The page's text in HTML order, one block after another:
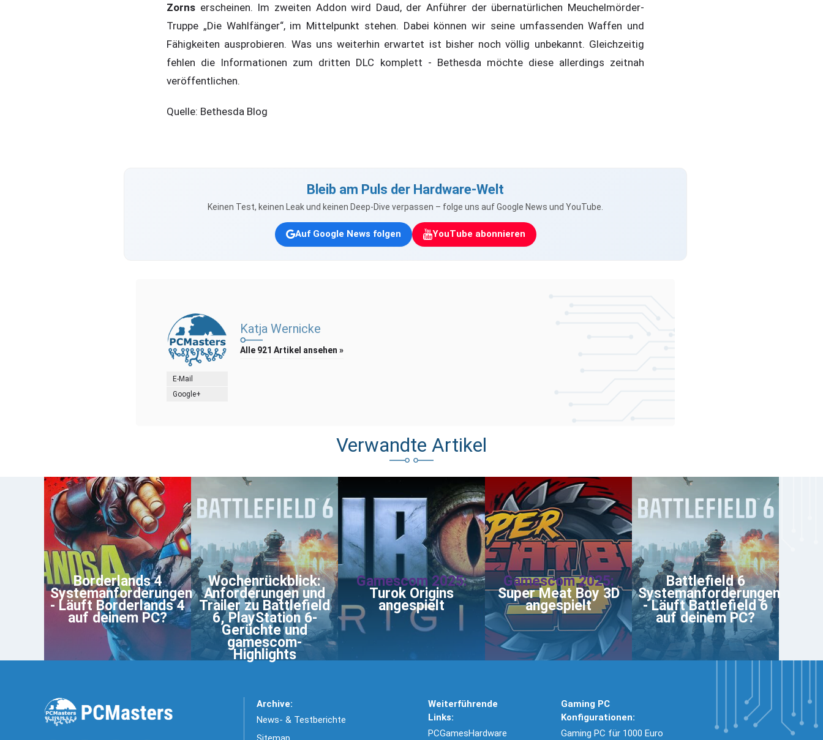
Zorns erscheinen. Im zweiten Addon wird Daud, der Anführer der übernatürlichen Meuchelmörder-
Truppe „Die Wahlfänger“, im Mittelpunkt stehen. Dabei können wir seine umfassenden Waffen und
Fähigkeiten ausprobieren. Was uns weiterhin erwartet ist bisher noch völlig unbekannt. Gleichzeitig
fehlen die Informationen zum dritten DLC komplett - Bethesda möchte diese allerdings zeitnah
veröffentlichen.
Quelle: Bethesda Blog
Bleib am Puls der Hardware-Welt
Keinen Test, keinen Leak und keinen Deep-Dive verpassen – folge uns auf Google News und YouTube.
Auf Google News folgen YouTube abonnieren
E-Mail
Google+
Katja Wernicke
Alle 921 Artikel ansehen »
Verwandte Artikel
Borderlands 4
Systemanforderungen
- Läuft Borderlands 4
auf deinem PC?
Wochenrückblick:
Anforderungen und
Trailer zu Battlefield
6, PlayStation 6-
Gerüchte und
gamescom-
Highlights
Gamescom 2025:
Turok Origins
angespielt
Gamescom 2025:
Super Meat Boy 3D
angespielt
Battlefield 6
Systemanforderungen
- Läuft Battlefield 6
auf deinem PC?
Archive:
News- & Testberichte
Weiterführende
Links:
PCGamesHardware
Gaming PC
Konfigurationen:
Gaming PC für 1000 Euro